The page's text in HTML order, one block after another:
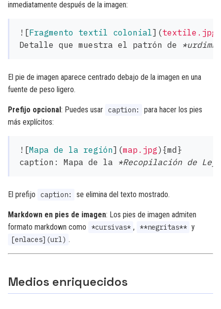
inmediatamente después de la imagen:
![Fragmento textil colonial](textile.jpg
Detalle que muestra el patrón de
El pie de imagen aparece centrado debajo de la imagen en una
fuente de peso ligero.
Prefijo opcional: Puedes usar caption:
para hacer los pies
más explícitos:
![Mapa de la región](map.jpg){md}
caption: Mapa de la *Recopilación de
El prefijo caption: se elimina del texto mostrado.
Markdown en pies de imagen: Los pies de imagen admiten
formato markdown como
*cursivas* , **negritas** y
[enlaces](url) .
Medios enriquecidos